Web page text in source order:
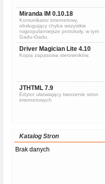
Miranda IM 0.10.18
Komunikator internetowy,
obsługujący chyba wszystkie
najpopularniejsze protokoły, w tym
Gadu-Gadu.
Driver Magician Lite 4.10
Kopia zapasowa sterowników.
JTHTML 7.9
Edytor ułatwiający tworzenie stron
internetowych
Katalog Stron
Brak danych